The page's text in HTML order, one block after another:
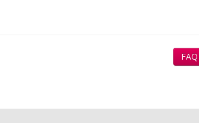
FAQ